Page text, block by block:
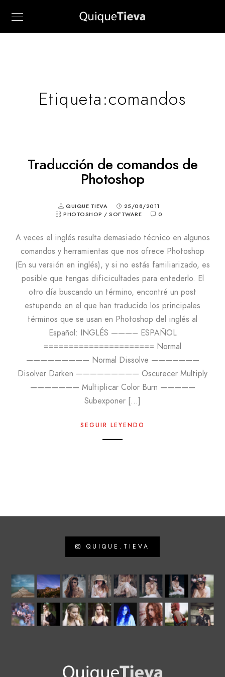
Etiqueta:comandos
Traducción de comandos de
Photoshop
QUIQUE TIEVA
25/08/2011
PHOTOSHOP / SOFTWARE 0
A veces el inglés resulta demasiado técnico en algunos
comandos y herramientas que nos ofrece Photoshop
(En su versión en inglés), y si no estás familiarizado, es
posible que tengas dificicultades para entederlo. El
otro día buscando un término, encontré un post
estupendo en el que han traducido los principales
términos que se usan en Photoshop del inglés al
Español: INGLÉS ———– ESPAÑOL
====================== Normal
————————— Normal Dissolve ———–———
Disolver Darken ————————— Oscurecer Multiply
——————— Multiplicar Color Burn —————
Subexponer […]
SEGUIR LEYENDO
QUIQUE.TIEVA